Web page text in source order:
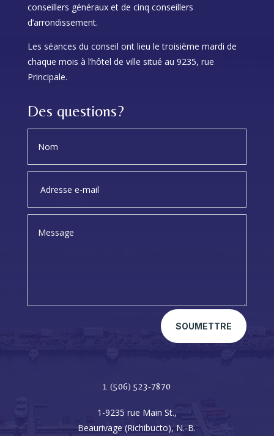
conseillers généraux et de cinq conseillers
d’arrondissement.
Les séances du conseil ont lieu le troisième mardi de
chaque mois à l’hôtel de ville situé au 9235, rue
Principale.
Des questions?
SOUMETTRE
1 (506) 523-7870
1-9235 rue Main St.,
Beaurivage (Richibucto), N.-B.